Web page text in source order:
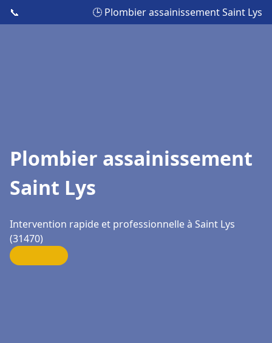
📞 🕒 Plombier assainissement Saint Lys
Plombier assainissement
Saint Lys
Intervention rapide et professionnelle à Saint Lys
(31470)